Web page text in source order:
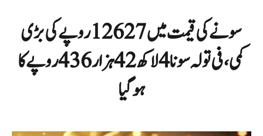
سونے کی قیمت میں 12627 روپے کی بڑی
کمی، فی تولہ سونا 4 لاکھ 42 ہزار 436 روپے کا
ہوگیا